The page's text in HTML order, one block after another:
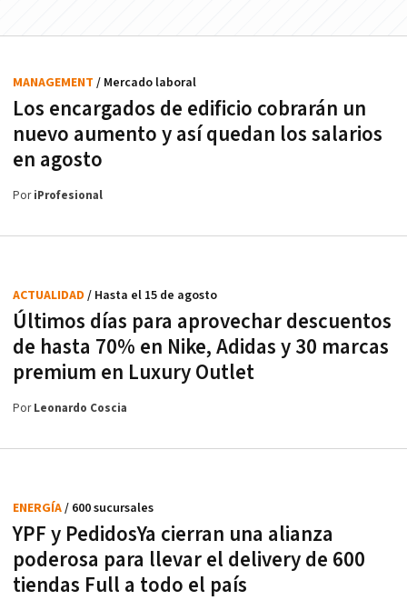
Los encargados de edificio cobrarán un
nuevo aumento y así quedan los salarios
en agosto
MANAGEMENT / Mercado laboral
PoriProfesional
Últimos días para aprovechar descuentos
de hasta 70% en Nike, Adidas y 30 marcas
premium en Luxury Outlet
ACTUALIDAD / Hasta el 15 de agosto
PorLeonardo Coscia
YPF y PedidosYa cierran una alianza
poderosa para llevar el delivery de 600
tiendas Full a todo el país
ENERGÍA/ 600 sucursales